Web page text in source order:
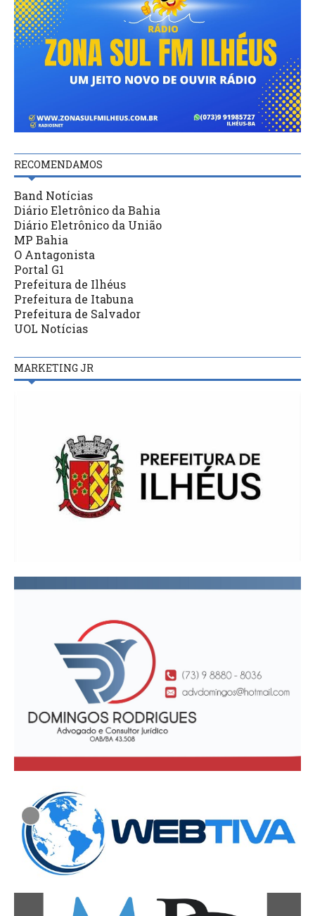
RECOMENDAMOS
Band Notícias
Diário Eletrônico da Bahia
Diário Eletrônico da União
MP Bahia
O Antagonista
Portal G1
Prefeitura de Ilhéus
Prefeitura de Itabuna
Prefeitura de Salvador
UOL Notícias
MARKETING JR